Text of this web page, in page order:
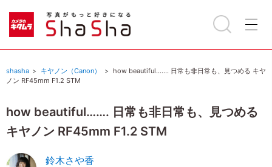
shasha キヤノン（Canon）
how beautiful……. 日常も非日常も、見つめる キヤ
ノン RF45mm F1.2 STM
how beautiful……. 日常も非日常も、見つめる
キヤノン RF45mm F1.2 STM
鈴木さや香